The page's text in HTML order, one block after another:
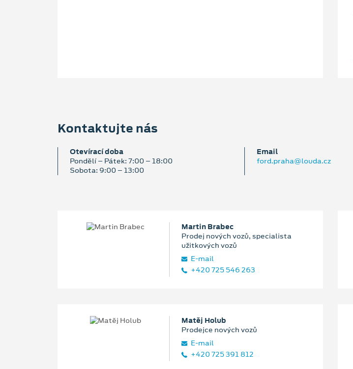
Kontaktujte nás
Otevírací doba
Pondělí – Pátek: 7:00 – 18:00
Sobota: 9:00 – 13:00
Email
ford.praha@louda.cz
Martin Brabec
Prodej nových vozů, specialista
užitkových vozů
E‑mail
+420 725 546 263
Matěj Holub
Prodejce nových vozů
E‑mail
+420 725 391 812